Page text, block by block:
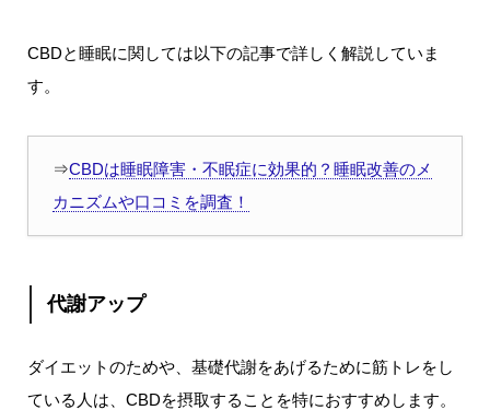
CBDと睡眠に関しては以下の記事で詳しく解説していま
す。
⇒CBDは睡眠障害・不眠症に効果的？睡眠改善のメ
カニズムや口コミを調査！
代謝アップ
ダイエットのためや、基礎代謝をあげるために筋トレをし
ている人は、CBDを摂取することを特におすすめします。